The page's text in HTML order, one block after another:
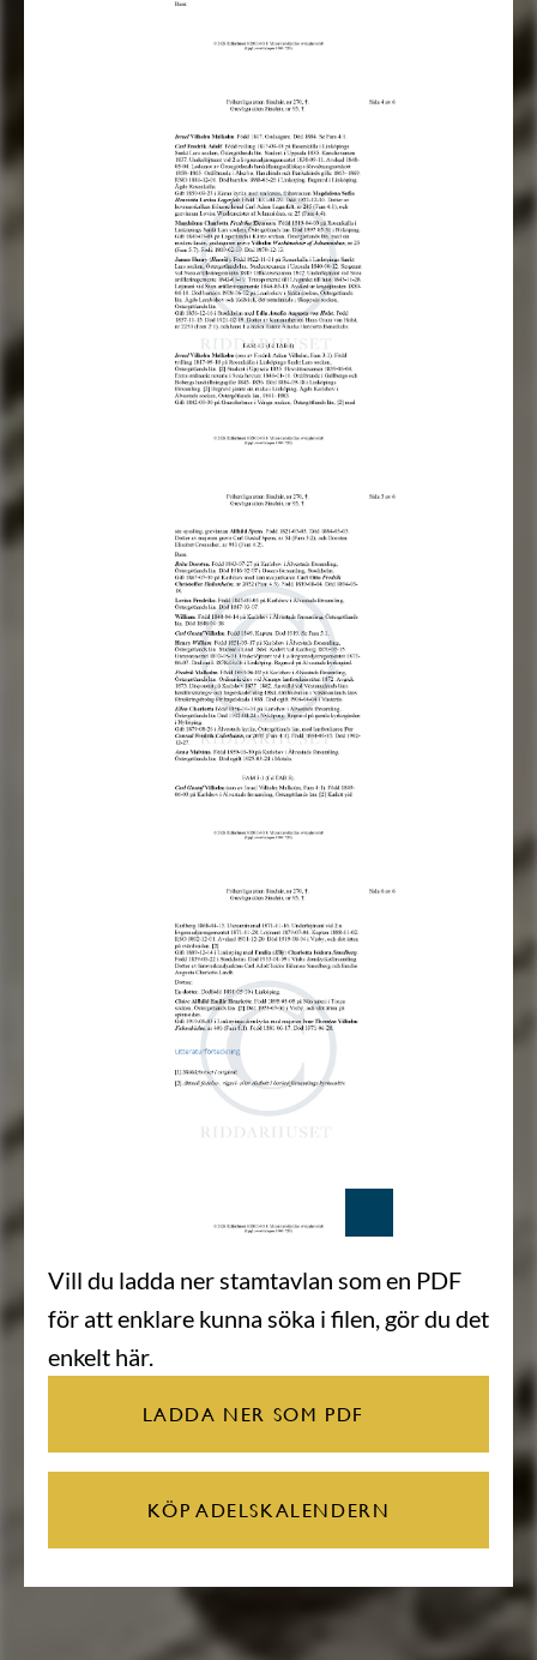
Vill du ladda ner stamtavlan som en PDF
för att enklare kunna söka i filen, gör du det
enkelt här.
LADDA NER SOM PDF
KÖP ADELSKALENDERN